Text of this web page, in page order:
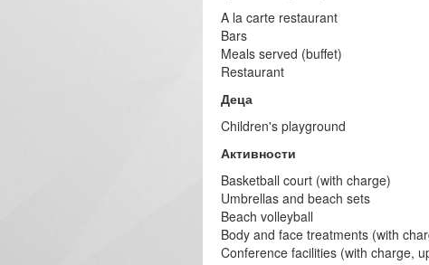
A la carte restaurant
Bars
Meals served (buffet)
Restaurant
Деца
Children's playground
Активности
Basketball court (with charge)
Umbrellas and beach sets
Beach volleyball
Body and face treatments (with
Conference facilities (with charge,